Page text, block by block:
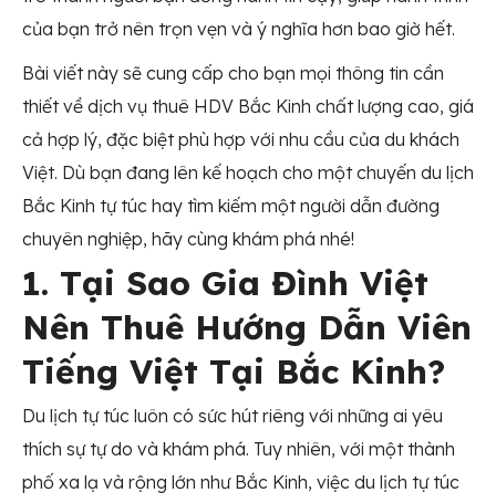
của bạn trở nên trọn vẹn và ý nghĩa hơn bao giờ hết.
Bài viết này sẽ cung cấp cho bạn mọi thông tin cần
thiết về dịch vụ thuê HDV Bắc Kinh chất lượng cao, giá
cả hợp lý, đặc biệt phù hợp với nhu cầu của du khách
Việt. Dù bạn đang lên kế hoạch cho một chuyến du lịch
Bắc Kinh tự túc hay tìm kiếm một người dẫn đường
chuyên nghiệp, hãy cùng khám phá nhé!
1. Tại Sao Gia Đình Việt
Nên Thuê Hướng Dẫn Viên
Tiếng Việt Tại Bắc Kinh?
Du lịch tự túc luôn có sức hút riêng với những ai yêu
thích sự tự do và khám phá. Tuy nhiên, với một thành
phố xa lạ và rộng lớn như Bắc Kinh, việc du lịch tự túc